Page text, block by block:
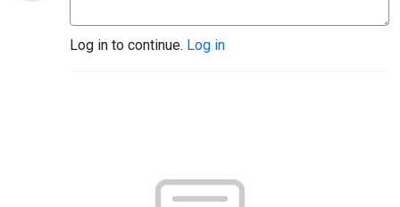
Log in to continue. Log in